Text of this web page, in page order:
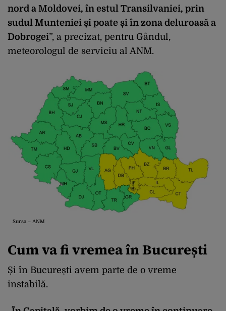
nord a Moldovei, în estul Transilvaniei, prin
sudul Munteniei și poate și în zona deluroasă a
Dobrogei”, a precizat, pentru Gândul,
meteorologul de serviciu al ANM.
Sursa – ANM
Cum va fi vremea în București
Și în București avem parte de o vreme
instabilă.